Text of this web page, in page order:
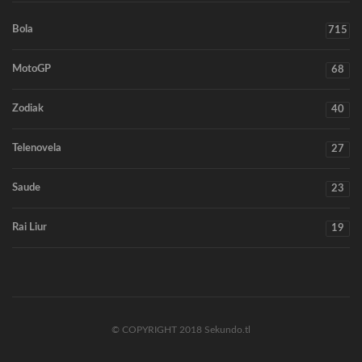
Bola 715
MotoGP 68
Zodiak 40
Telenovela 27
Saude 23
Rai Liur 19
© COPYRIGHT 2018 Sekundo.tl